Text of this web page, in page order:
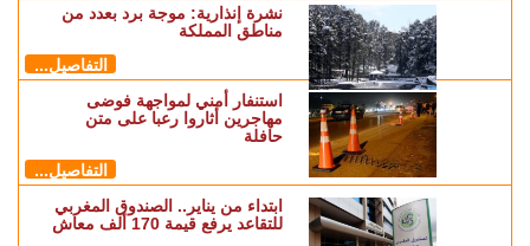
نشرة إنذارية: موجة برد بعدد من
مناطق المملكة
التفاصيل...
استنفار أمني لمواجهة فوضى
مهاجرين أثاروا رعبا على متن
حافلة
التفاصيل...
ابتداء من يناير.. الصندوق المغربي
للتقاعد يرفع قيمة 170 ألف معاش